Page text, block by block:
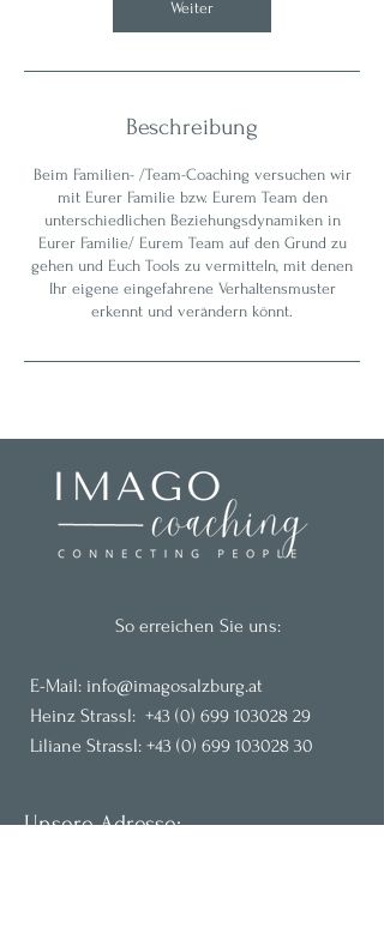
4
0
i
Weiter
Beschreibung
Beim Familien- /Team-Coaching versuchen wir
mit Eurer Familie bzw. Eurem Team den
unterschiedlichen Beziehungsdynamiken in
Eurer Familie/ Eurem Team auf den Grund zu
gehen und Euch Tools zu vermitteln, mit denen
Ihr eigene eingefahrene Verhaltensmuster
erkennt und verändern könnt.
So erreichen Sie uns:
E-Mail: info@imagosalzburg.at
Heinz Strassl: +43 (0) 699 103028 29
Liliane Strassl: +43 (0) 699 103028 30
Unsere Adresse: